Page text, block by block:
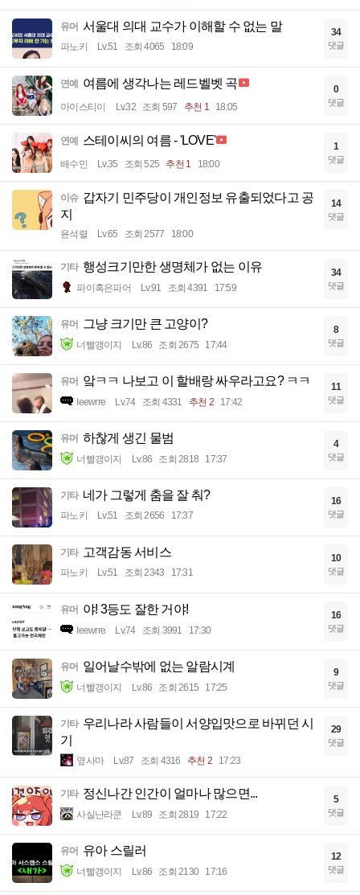
유머 서울대 의대 교수가 이해할 수 없는 말
파노키 Lv.51 조회 4065 18:09
34
댓글
연예 여름에 생각나는 레드벨벳 곡
아이스티이 Lv.32 조회 597 추천 1 18:05
0
댓글
연예 스테이씨의 여름 - 'LOVE'
배수민 Lv.35 조회 525 추천 1 18:00
1
댓글
이슈 갑자기 민주당이 개인정보 유출되었다고 공
지
윤석렬 Lv.65 조회 2577 18:00
14
댓글
기타 행성크기만한 생명체가 없는 이유
파이혹은파어 Lv.91 조회 4391 17:59
34
댓글
유머 그냥 크기만 큰 고양이?
너빨갱이지 Lv.86 조회 2675 17:44
8
댓글
유머 앜ㅋㅋ 나보고 이 할배랑 싸우라고요? ㅋㅋ
Ieewrre Lv.74 조회 4331 추천 2 17:42
11
댓글
유머 하찮게 생긴 물범
너빨갱이지 Lv.86 조회 2818 17:37
4
댓글
기타 네가 그렇게 춤을 잘 춰?
파노키 Lv.51 조회 2656 17:37
16
댓글
기타 고객감동 서비스
파노키 Lv.51 조회 2343 17:31
10
댓글
유머 야! 3등도 잘한 거야!
Ieewrre Lv.74 조회 3991 17:30
16
댓글
유머 일어날수밖에 없는 알람시계
너빨갱이지 Lv.86 조회 2615 17:25
9
댓글
기타 우리나라 사람들이 서양입맛으로 바뀌던 시
기
옆사마 Lv.87 조회 4316 추천 2 17:23
29
댓글
기타 정신나간 인간이 얼마나 많으면...
사실난라쿤 Lv.89 조회 2819 17:22
5
댓글
유머 유아 스릴러
너빨갱이지 Lv.86 조회 2130 17:16
12
댓글